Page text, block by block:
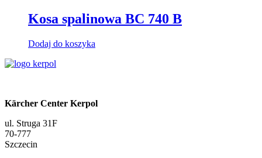
Kosa spalinowa BC 740 B
Dodaj do koszyka
Kärcher Center Kerpol
ul. Struga 31F
70-777
Szczecin